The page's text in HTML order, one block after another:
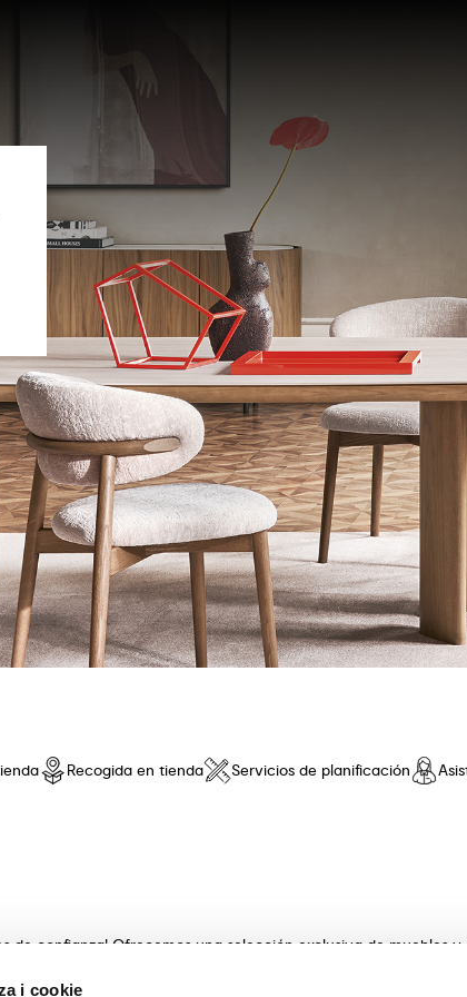
i cookie
Recogida en tienda Servicios de planificación
de confianza! Ofrecemos una selección exclusiva de muebles
innovador y una comodidad sin iguales. Descubre nuestras